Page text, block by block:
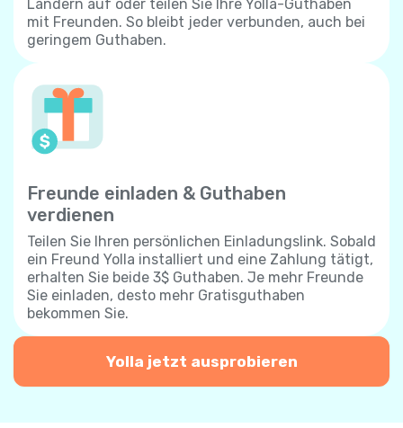
Ländern auf oder teilen Sie Ihre Yolla-Guthaben
mit Freunden. So bleibt jeder verbunden, auch bei
geringem Guthaben.
Freunde einladen & Guthaben
verdienen
Teilen Sie Ihren persönlichen Einladungslink. Sobald
ein Freund Yolla installiert und eine Zahlung tätigt,
erhalten Sie beide 3$ Guthaben. Je mehr Freunde
Sie einladen, desto mehr Gratisguthaben
bekommen Sie.
Yolla jetzt ausprobieren